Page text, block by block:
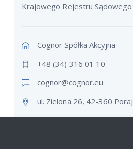
Krajowego Rejestru Sądowego
Cognor Spółka Akcyjna
+48 (34) 316 01 10
cognor@cognor.eu
ul. Zielona 26, 42-360 Poraj